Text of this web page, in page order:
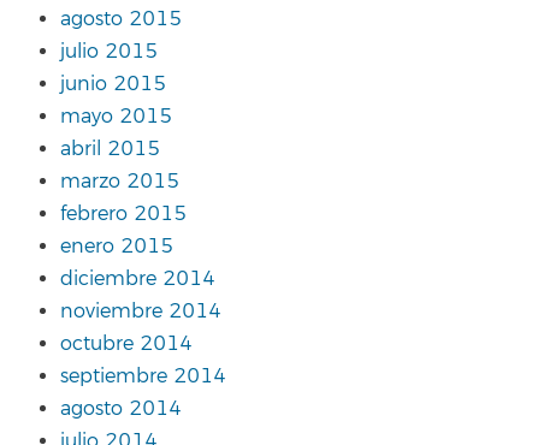
agosto 2015
julio 2015
junio 2015
mayo 2015
abril 2015
marzo 2015
febrero 2015
enero 2015
diciembre 2014
noviembre 2014
octubre 2014
septiembre 2014
agosto 2014